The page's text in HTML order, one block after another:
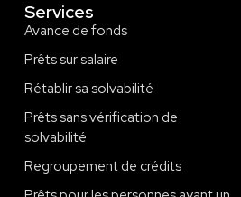
Services
Avance de fonds
Prêts sur salaire
Rétablir sa solvabilité
Prêts sans vérification de
solvabilité
Regroupement de crédits